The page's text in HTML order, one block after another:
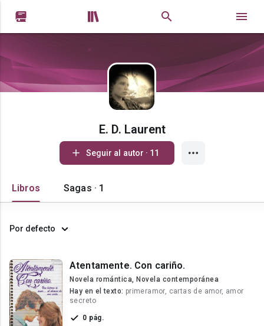
 
E. D. Laurent
Seguir al autor · 11
Libros Sagas · 1
Por defecto
Atentamente. Con cariño.
Novela romántica, Novela contemporánea
Hay en el texto: primeramor, cartas de amor, amor
secreto
0 pág.